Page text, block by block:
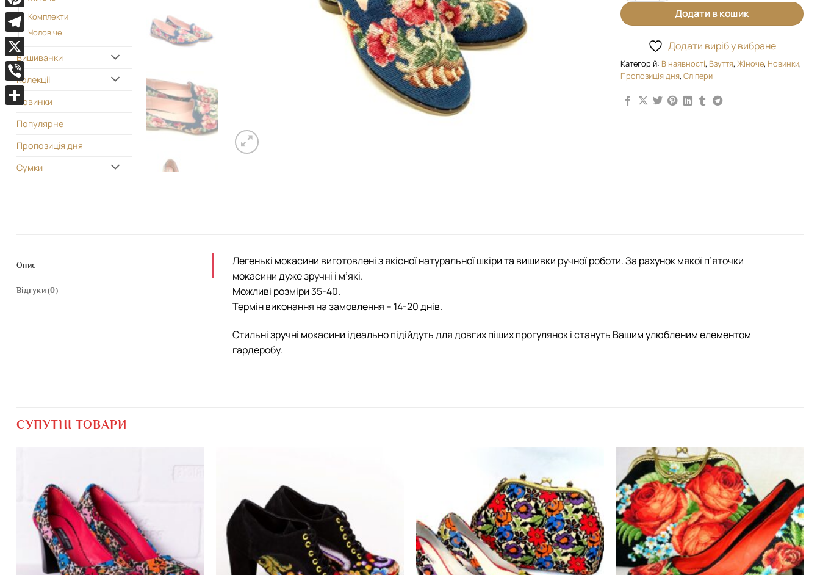
Комплекти
Чоловіче
Вишиванки
Колекціі
Новинки
Популярне
Пропозиція дня
Сумки
Додати в кошик
Додати виріб у вибране
Категорій: В наявності, Взуття, Жіноче, Новинки,
Пропозиція дня, Сліпери
Опис
Відгуки (0)
Легенькі мокасини виготовлені з якісної натуральної шкіри та вишивки ручної роботи. За рахунок мякої п’яточки
мокасини дуже зручні і м’які.
Можливі розміри 35-40.
Термін виконання на замовлення – 14-20 днів.
Стильні зручні мокасини ідеально підійдуть для довгих піших прогулянок і стануть Вашим улюбленим елементом
гардеробу.
СУПУТНІ ТОВАРИ
Додати
виріб у
вибране
Додати
виріб у
вибране
Pinterest
Telegram
X
Viber